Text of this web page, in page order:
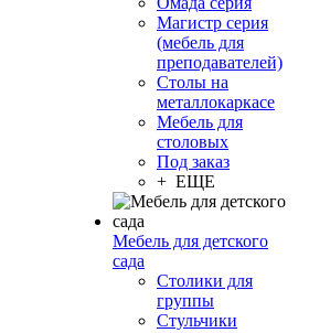
Магистр серия
(мебель для
преподавателей)
Столы на
металлокаркасе
Мебель для
столовых
Под заказ
+ ЕЩЕ
Мебель для детского
сада
Столики для
группы
Стульчики